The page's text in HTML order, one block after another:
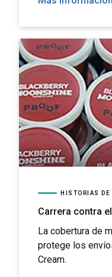
HISTORIAS DE
Carrera contra
La cobertura de
protege los
Cream.